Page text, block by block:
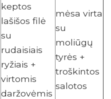
keptos
lašišos filė
su
rudaisiais
ryžiais +
virtomis
daržovėmis
mėsa virta
su
moliūgų
tyrės +
troškintos
salotos